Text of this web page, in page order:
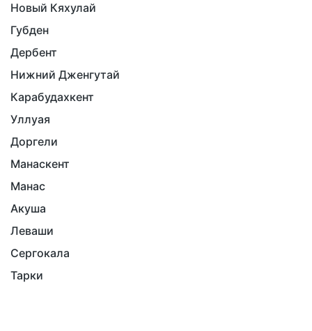
Новый Кяхулай
Губден
Дербент
Нижний Дженгутай
Карабудахкент
Уллуая
Доргели
Манаскент
Манас
Акуша
Леваши
Сергокала
Тарки